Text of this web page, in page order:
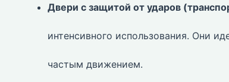
Двери с защитой от ударов
интенсивного использования. Они
частым движением.